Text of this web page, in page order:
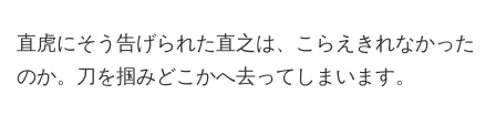
直虎にそう告げられた直之は、こらえきれなかった
のか。刀を掴みどこかへ去ってしまいます。